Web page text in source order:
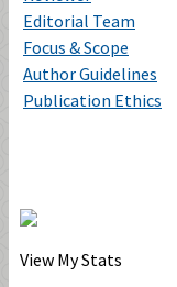
Editorial Team
Focus & Scope
Author Guidelines
Publication Ethics
View My Stats